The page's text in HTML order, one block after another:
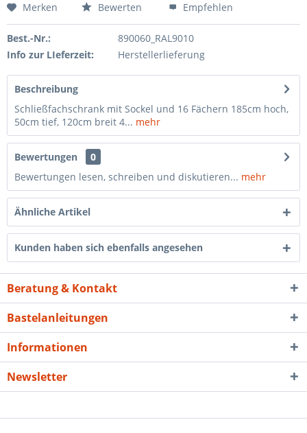
Merken Bewerten Empfehlen
Best.-Nr.:
890060_RAL9010
Info zur LIeferzeit:
Herstellerlieferung
Beschreibung
Schließfachschrank mit Sockel und 16 Fächern 185cm hoch,
50cm tief, 120cm breit 4... mehr
Bewertungen
0
Bewertungen lesen, schreiben und diskutieren... mehr
Ähnliche Artikel
Kunden haben sich ebenfalls angesehen
Beratung & Kontakt
Bastelanleitungen
Informationen
Newsletter